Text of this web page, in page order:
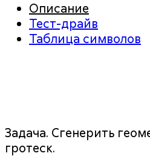
Описание
Тест-драйв
Таблица символов
Задача. Сгенерить
гротеск.